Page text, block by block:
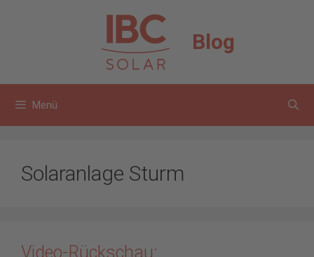
Blog
Menü
Solaranlage Sturm
Video-Rückschau: